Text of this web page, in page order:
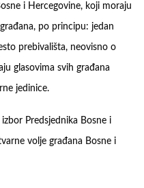
i Hercegovine, koji moraju
po principu: jedan
prebivališta, neovisno o
glasovima svih građana
jedinice.
Predsjednika Bosne i
volje građana Bosne i